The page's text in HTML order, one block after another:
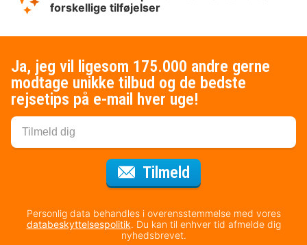
forskellige tilføjelser
Ja, jeg vil ligesom 175.000 andre gerne
modtage unikke tilbud og de bedste
rejsetips på e-mail hver uge!
Tilmeld
Personlig data behandles i overensstemmelse med vores
databeskyttelsespolitik. Du kan til enhver tid afmelde dig
nyhedsbrevet.